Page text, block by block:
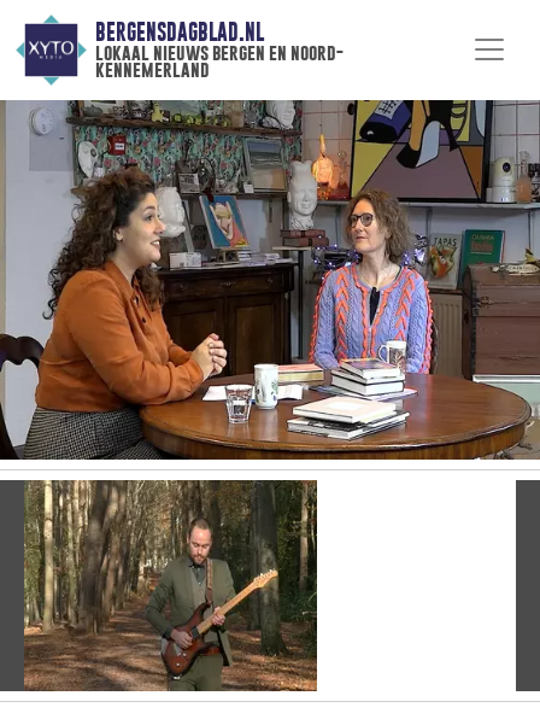
BERGENSDAGBLAD.NL
lokaal nieuws bergen en noord-
kennemerland
Vorige